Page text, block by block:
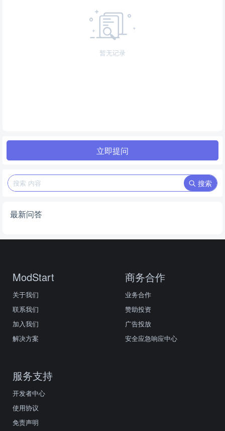
暂无记录
立即提问
搜索
最新问答
ModStart
关于我们
联系我们
加入我们
解决方案
商务合作
业务合作
赞助投资
广告投放
安全应急响应中心
服务支持
开发者中心
使用协议
免责声明